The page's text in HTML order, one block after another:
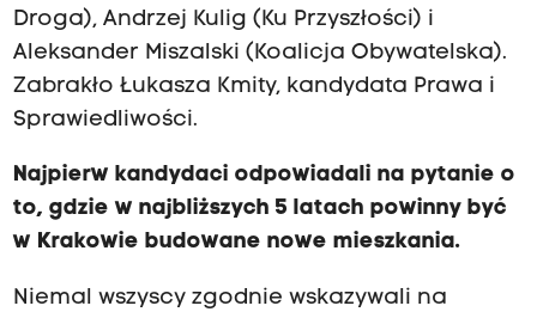
Droga), Andrzej Kulig (Ku Przyszłości) i
Aleksander Miszalski (Koalicja Obywatelska).
Zabrakło Łukasza Kmity, kandydata Prawa i
Sprawiedliwości.
Najpierw kandydaci odpowiadali na pytanie o
to, gdzie w najbliższych 5 latach powinny być
w Krakowie budowane nowe mieszkania.
Niemal wszyscy zgodnie wskazywali na